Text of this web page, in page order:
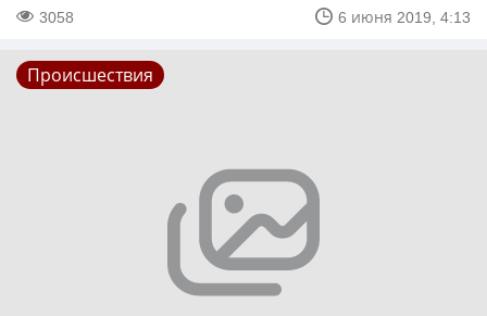
3058 6 июня 2019, 4:13
Происшествия